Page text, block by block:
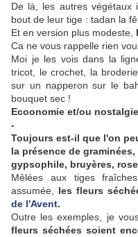
De là, les autres végétaux
bout de leur tige : tadan la
Et en version plus modeste,
Ca ne vous rappelle rien
Moi je les vois dans la
tricot, le crochet, la
sur un napperon sur le
bouquet sec !
Ecoonomie et/ou
-
Toujours est-il que l'on
la présence de
gypsophile, bruyères,
Mêlées aux tiges
assumée, les fleurs
de l'Avent.
Outre les exemples, je
fleurs séchées soient